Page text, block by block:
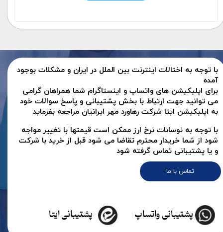
تماس با ما
با توجه به اختالات اینترنت بین الملل در ایران و مشکلات بوجود
آمده
برای اپلیکیشن های واتساپ و اینستاگرام شما همراهان گرامی
می توانید جهت ارتباط با بخش پشتیبانی و پاسخ سوالات خود
به اپلیکیشن ایتا شرکت رهاورد مهر ایرانیان مراجعه بفرماید
پشتیبانی ایتا پشتیبانی واتساپ
با توجه به نوسانات نرخ ارز ممکن است قیمتها با تغییر مواجه
شود از شما خریدار محترم تقاضا می شود قبل از خرید با شرکت
و یا پشتیبانی تماس گرفته شود